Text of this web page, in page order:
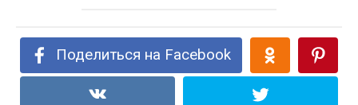
Поделиться на Facebook